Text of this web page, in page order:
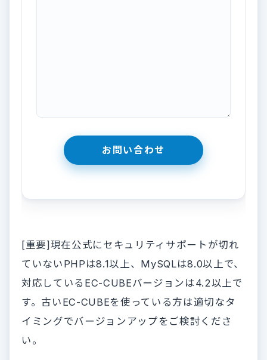
[重要]現在公式にセキュリティサポートが切れ
ていないPHPは8.1以上、MySQLは8.0以上で、
対応しているEC-CUBEバージョンは4.2以上で
す。古いEC-CUBEを使っている方は適切なタ
イミングでバージョンアップをご検討くださ
い。